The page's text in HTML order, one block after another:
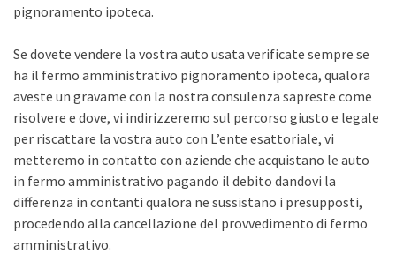
pignoramento ipoteca.
Se dovete vendere la vostra auto usata verificate sempre se
ha il fermo amministrativo pignoramento ipoteca, qualora
aveste un gravame con la nostra consulenza sapreste come
risolvere e dove, vi indirizzeremo sul percorso giusto e legale
per riscattare la vostra auto con L’ente esattoriale, vi
metteremo in contatto con aziende che acquistano le auto
in fermo amministrativo pagando il debito dandovi la
differenza in contanti qualora ne sussistano i presupposti,
procedendo alla cancellazione del provvedimento di fermo
amministrativo.